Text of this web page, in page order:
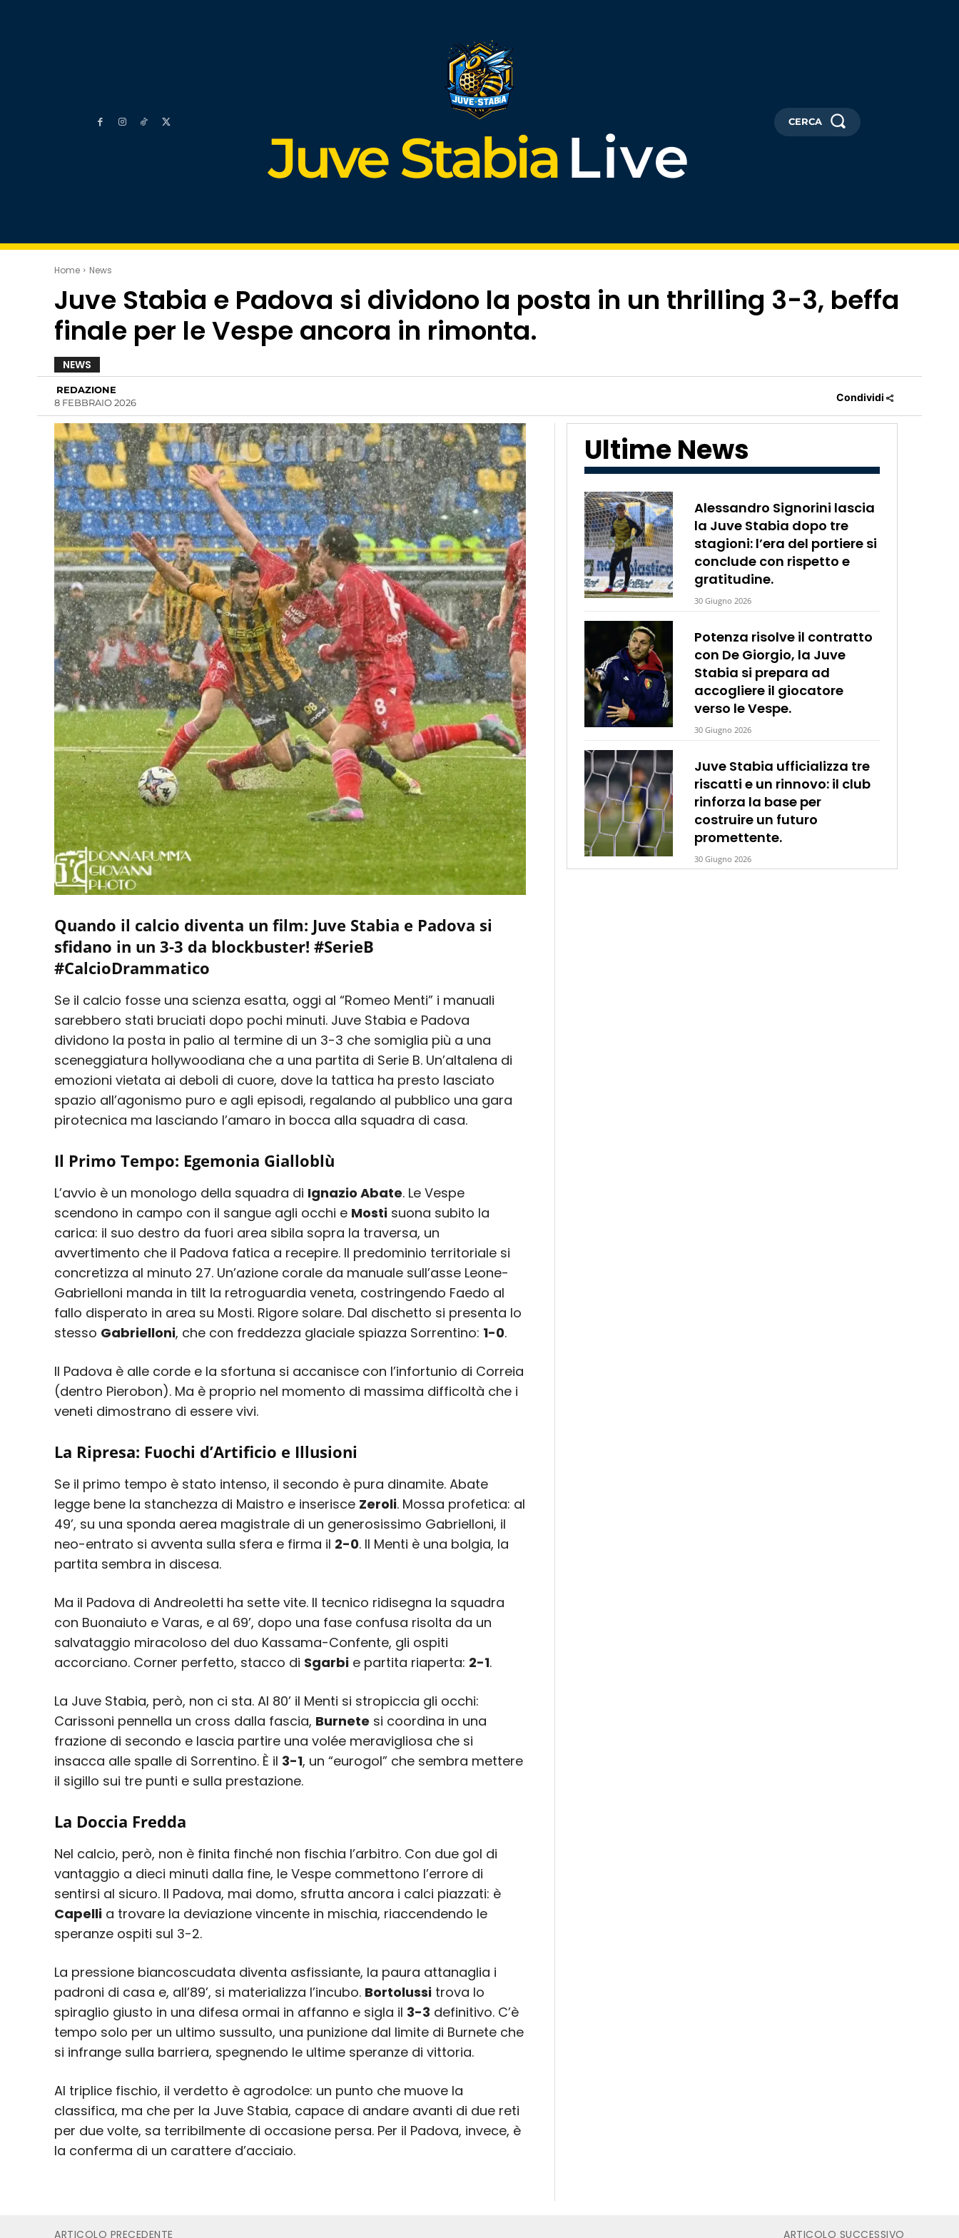
Juve StabiaLive
CERCA
Home News
Juve Stabia e Padova si dividono la posta in un thrilling 3-3, beffa
finale per le Vespe ancora in rimonta.
NEWS
REDAZIONE
8 FEBBRAIO 2026
Condividi
Ultime News
Alessandro Signorini lascia
la Juve Stabia dopo tre
stagioni: l’era del portiere si
conclude con rispetto e
gratitudine.
30 Giugno 2026
Potenza risolve il contratto
con De Giorgio, la Juve
Stabia si prepara ad
accogliere il giocatore
verso le Vespe.
30 Giugno 2026
Juve Stabia ufficializza tre
riscatti e un rinnovo: il club
rinforza la base per
costruire un futuro
promettente.
30 Giugno 2026
Quando il calcio diventa un film: Juve Stabia e Padova si
sfidano in un 3-3 da blockbuster! #SerieB
#CalcioDrammatico
Se il calcio fosse una scienza esatta, oggi al “Romeo Menti” i manuali
sarebbero stati bruciati dopo pochi minuti. Juve Stabia e Padova
dividono la posta in palio al termine di un 3-3 che somiglia più a una
sceneggiatura hollywoodiana che a una partita di Serie B. Un’altalena di
emozioni vietata ai deboli di cuore, dove la tattica ha presto lasciato
spazio all’agonismo puro e agli episodi, regalando al pubblico una gara
pirotecnica ma lasciando l’amaro in bocca alla squadra di casa.
Il Primo Tempo: Egemonia Gialloblù
L’avvio è un monologo della squadra di Ignazio Abate. Le Vespe
scendono in campo con il sangue agli occhi e Mosti suona subito la
carica: il suo destro da fuori area sibila sopra la traversa, un
avvertimento che il Padova fatica a recepire. Il predominio territoriale si
concretizza al minuto 27. Un’azione corale da manuale sull’asse Leone-
Gabrielloni manda in tilt la retroguardia veneta, costringendo Faedo al
fallo disperato in area su Mosti. Rigore solare. Dal dischetto si presenta lo
stesso Gabrielloni, che con freddezza glaciale spiazza Sorrentino: 1-0.
Il Padova è alle corde e la sfortuna si accanisce con l’infortunio di Correia
(dentro Pierobon). Ma è proprio nel momento di massima difficoltà che i
veneti dimostrano di essere vivi.
La Ripresa: Fuochi d’Artificio e Illusioni
Se il primo tempo è stato intenso, il secondo è pura dinamite. Abate
legge bene la stanchezza di Maistro e inserisce Zeroli. Mossa profetica: al
49’, su una sponda aerea magistrale di un generosissimo Gabrielloni, il
neo-entrato si avventa sulla sfera e firma il 2-0. Il Menti è una bolgia, la
partita sembra in discesa.
Ma il Padova di Andreoletti ha sette vite. Il tecnico ridisegna la squadra
con Buonaiuto e Varas, e al 69’, dopo una fase confusa risolta da un
salvataggio miracoloso del duo Kassama-Confente, gli ospiti
accorciano. Corner perfetto, stacco di Sgarbi e partita riaperta: 2-1.
La Juve Stabia, però, non ci sta. Al 80’ il Menti si stropiccia gli occhi:
Carissoni pennella un cross dalla fascia, Burnete si coordina in una
frazione di secondo e lascia partire una volée meravigliosa che si
insacca alle spalle di Sorrentino. È il 3-1, un “eurogol” che sembra mettere
il sigillo sui tre punti e sulla prestazione.
La Doccia Fredda
Nel calcio, però, non è finita finché non fischia l’arbitro. Con due gol di
vantaggio a dieci minuti dalla fine, le Vespe commettono l’errore di
sentirsi al sicuro. Il Padova, mai domo, sfrutta ancora i calci piazzati: è
Capelli a trovare la deviazione vincente in mischia, riaccendendo le
speranze ospiti sul 3-2.
La pressione biancoscudata diventa asfissiante, la paura attanaglia i
padroni di casa e, all’89’, si materializza l’incubo. Bortolussi trova lo
spiraglio giusto in una difesa ormai in affanno e sigla il 3-3 definitivo. C’è
tempo solo per un ultimo sussulto, una punizione dal limite di Burnete che
si infrange sulla barriera, spegnendo le ultime speranze di vittoria.
Al triplice fischio, il verdetto è agrodolce: un punto che muove la
classifica, ma che per la Juve Stabia, capace di andare avanti di due reti
per due volte, sa terribilmente di occasione persa. Per il Padova, invece, è
la conferma di un carattere d’acciaio.
ARTICOLO PRECEDENTE ARTICOLO SUCCESSIVO